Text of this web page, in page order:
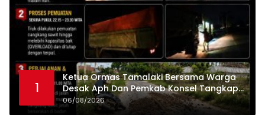
1
Ketua Ormas Tamalaki Bersama Warga
Desak Aph Dan Pemkab Konsel Tangkap
Pelaku Angkut Cangkang Sawit Overload,
Truk PT KAP Melintas Jalan Umum
06/08/2026